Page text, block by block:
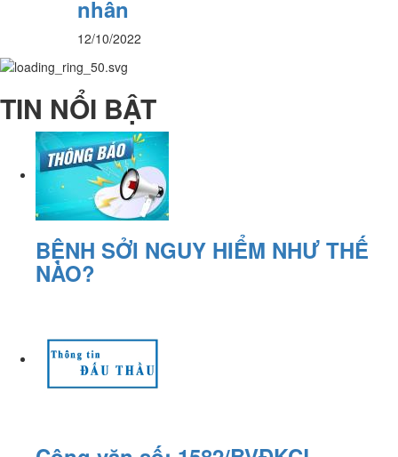
nhân
12/10/2022
TIN NỔI BẬT
BỆNH SỞI NGUY HIỂM NHƯ THẾ
NÀO?